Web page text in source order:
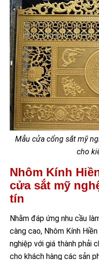
Mẫu cửa cổng sắt mỹ
cho
Nhôm Kính
cửa sắt mỹ
tín
Nhằm đáp ứng nhu cầu
càng cao, Nhôm Kính
nghiệp với giá thành phải
cho khách hàng các sản